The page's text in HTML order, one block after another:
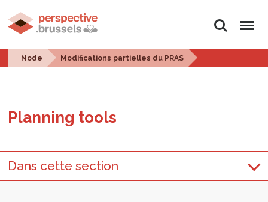
Search Menu
Node Modifications partielles du PRAS
Plan­ning tools
Dans cette section